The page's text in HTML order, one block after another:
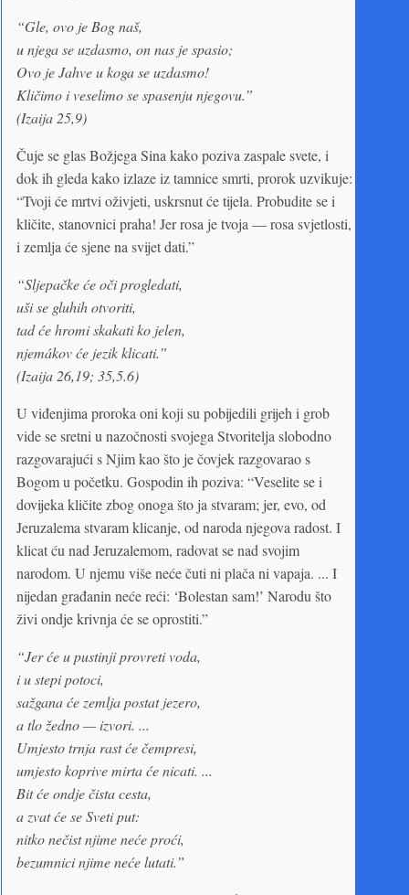
“Gle, ovo je Bog naš,
u njega se uzdasmo, on nas je spasio;
Ovo je Jahve u koga se uzdasmo!
Kličimo i veselimo se spasenju njegovu.”
(Izaija 25,9)
Čuje se glas Božjega Sina kako poziva zaspale svete, i
dok ih gleda kako izlaze iz tamnice smrti, prorok uzvikuje:
“Tvoji će mrtvi oživjeti, uskrsnut će tijela. Probudite se i
kličite, stanovnici praha! Jer rosa je tvoja — rosa svjetlosti,
i zemlja će sjene na svijet dati.”
“Sljepačke će oči progledati,
uši se gluhih otvoriti,
tad će hromi skakati ko jelen,
njemákov će jezik klicati.”
(Izaija 26,19; 35,5.6)
U viđenjima proroka oni koji su pobijedili grijeh i grob
vide se sretni u nazočnosti svojega Stvoritelja slobodno
razgovarajući s Njim kao što je čovjek razgovarao s
Bogom u početku. Gospodin ih poziva: “Veselite se i
dovijeka kličite zbog onoga što ja stvaram; jer, evo, od
Jeruzalema stvaram klicanje, od naroda njegova radost. I
klicat ću nad Jeruzalemom, radovat se nad svojim
narodom. U njemu više neće čuti ni plača ni vapaja. ... I
nijedan građanin neće reći: ‘Bolestan sam!’ Narodu što
živi ondje krivnja će se oprostiti.”
“Jer će u pustinji provreti voda,
i u stepi potoci,
sažgana će zemlja postat jezero,
a tlo žedno — izvori. ...
Umjesto trnja rast će čempresi,
umjesto koprive mirta će nicati. ...
Bit će ondje čista cesta,
a zvat će se Sveti put:
nitko nečist njime neće proći,
bezumnici njime neće lutati.”